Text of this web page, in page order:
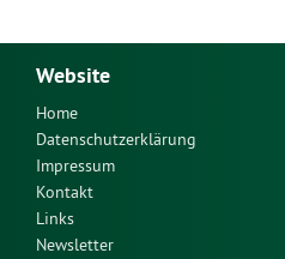
Website
Home
Datenschutzerklärung
Impressum
Kontakt
Links
Newsletter